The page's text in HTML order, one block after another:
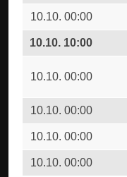
10.10. 00:00
10.10. 10:00
10.10. 00:00
10.10. 00:00
10.10. 00:00
10.10. 00:00